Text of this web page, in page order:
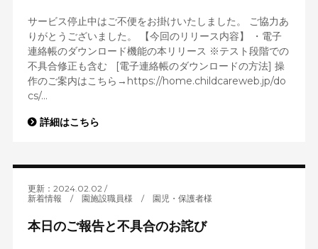
サービス停止中はご不便をお掛けいたしました。 ご協力あ
りがとうございました。 【今回のリリース内容】 ・電子
連絡帳のダウンロード機能の本リリース ※テスト段階での
不具合修正も含む [電子連絡帳のダウンロードの方法] 操
作のご案内はこちら→https://home.childcareweb.jp/do
cs/...
詳細はこちら
更新：2024.02.02
新着情報 / 園施設職員様 / 園児・保護者様
本日のご報告と不具合のお詫び